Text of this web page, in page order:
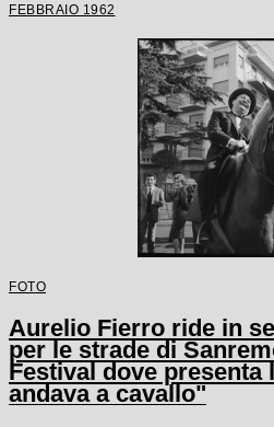
FEBBRAIO 1962
FOTO
Aurelio Fierro ride in
per le strade di
Festival dove presenta
andava a cavallo"